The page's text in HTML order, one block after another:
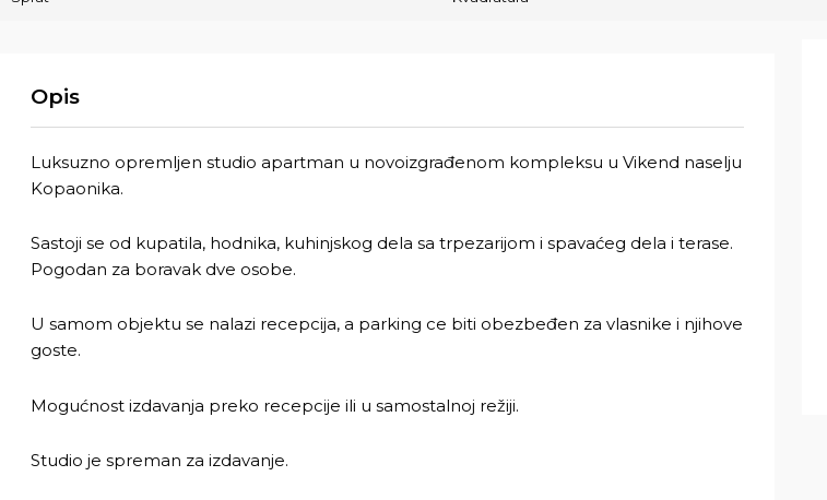
Opis
Luksuzno opremljen studio apartman u novoizgrađenom kompleksu u Vikend naselju
Kopaonika.
Sastoji se od kupatila, hodnika, kuhinjskog dela sa trpezarijom i spavaćeg dela i terase.
Pogodan za boravak dve osobe.
U samom objektu se nalazi recepcija, a parking ce biti obezbeđen za vlasnike i njihove
goste.
Mogućnost izdavanja preko recepcije ili u samostalnoj režiji.
Studio je spreman za izdavanje.